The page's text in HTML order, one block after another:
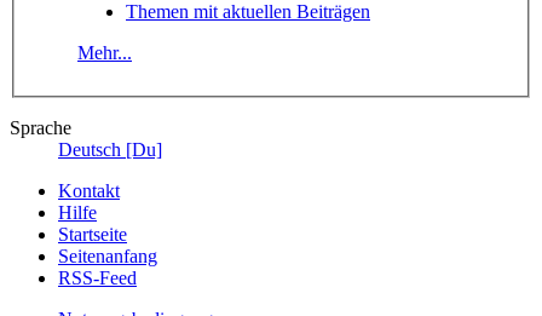
Themen mit aktuellen Beiträgen
Mehr...
Sprache
Deutsch [Du]
Kontakt
Hilfe
Startseite
Seitenanfang
RSS-Feed